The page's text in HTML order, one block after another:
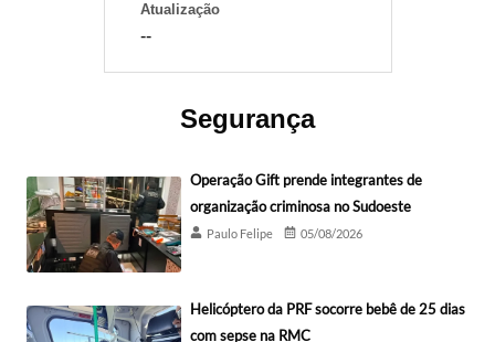
Atualização
--
Segurança
Operação Gift prende integrantes de
organização criminosa no Sudoeste
Paulo Felipe 05/08/2026
Helicóptero da PRF socorre bebê de 25 dias
com sepse na RMC